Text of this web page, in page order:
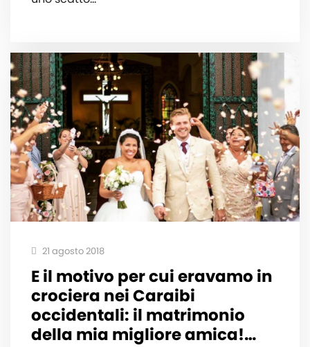
21 agosto 2018
E il motivo per cui eravamo in
crociera nei Caraibi
occidentali: il matrimonio
della mia migliore amica!…